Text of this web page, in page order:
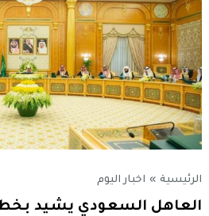
الرئيسية » اخبار اليوم
العاهل السعودي يشيد